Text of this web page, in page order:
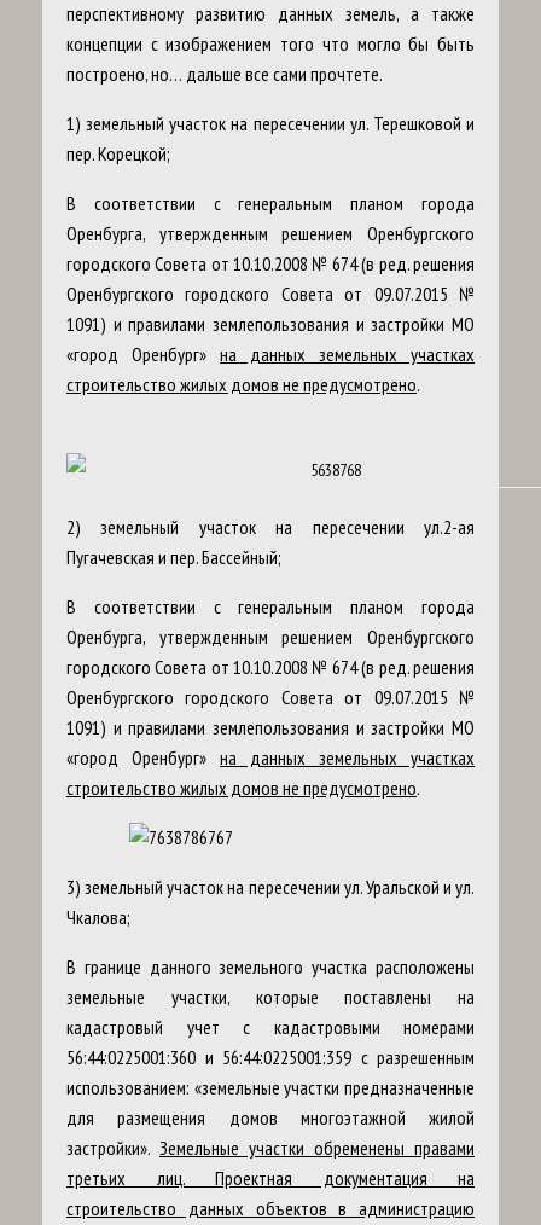
перспективному развитию данных земель, а также
концепции с изображением того что могло бы быть
построено, но… дальше все сами прочтете.
1) земельный участок на пересечении ул. Терешковой и
пер. Корецкой;
В соответствии с генеральным планом города
Оренбурга, утвержденным решением Оренбургского
городского Совета от 10.10.2008 № 674 (в ред. решения
Оренбургского городского Совета от 09.07.2015 №
1091) и правилами землепользования и застройки МО
«город Оренбург» на данных земельных участках
строительство жилых домов не предусмотрено.
2) земельный участок на пересечении ул.2-ая
Пугачевская и пер. Бассейный;
В соответствии с генеральным планом города
Оренбурга, утвержденным решением Оренбургского
городского Совета от 10.10.2008 № 674 (в ред. решения
Оренбургского городского Совета от 09.07.2015 №
1091) и правилами землепользования и застройки МО
«город Оренбург» на данных земельных участках
строительство жилых домов не предусмотрено.
3) земельный участок на пересечении ул. Уральской и ул.
Чкалова;
В границе данного земельного участка расположены
земельные участки, которые поставлены на
кадастровый учет с кадастровыми номерами
56:44:0225001:360 и 56:44:0225001:359 с разрешенным
использованием: «земельные участки предназначенные
для размещения домов многоэтажной жилой
застройки». Земельные участки обременены правами
третьих лиц. Проектная документация на
строительство данных объектов в администрацию